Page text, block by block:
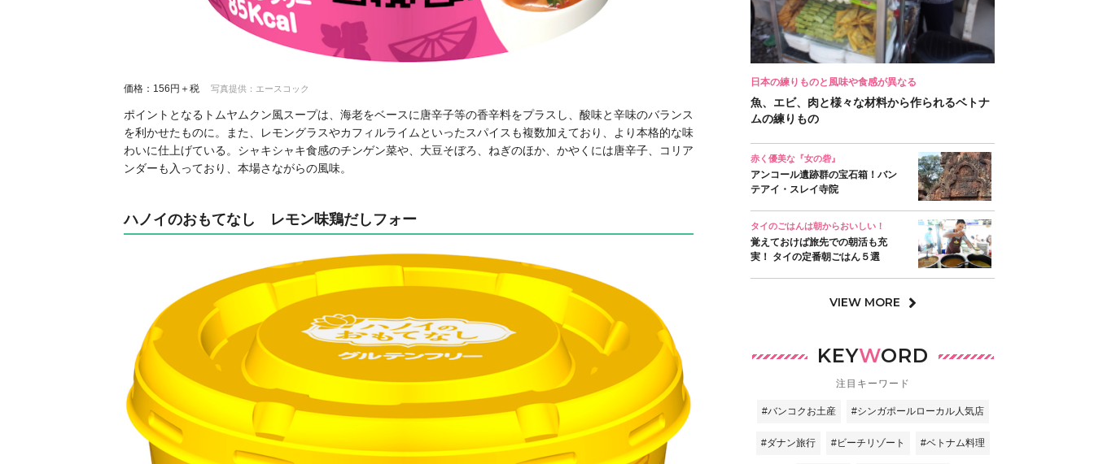
価格：156円＋税 写真提供：エースコック
ポイントとなるトムヤムクン風スープは、海老をベースに唐辛子等の香辛料をプラスし、酸味と辛味のバランス
を利かせたものに。また、レモングラスやカフィルライムといったスパイスも複数加えており、より本格的な味
わいに仕上げている。シャキシャキ食感のチンゲン菜や、大豆そぼろ、ねぎのほか、かやくには唐辛子、コリア
ンダーも入っており、本場さながらの風味。
ハノイのおもてなし レモン味鶏だしフォー
日本の練りものと風味や食感が異なる
魚、エビ、肉と様々な材料から作られるベトナ
ムの練りもの
赤く優美な『女の砦』
アンコール遺跡群の宝石箱！バン
テアイ・スレイ寺院
タイのごはんは朝からおいしい！
覚えておけば旅先での朝活も充
実！ タイの定番朝ごはん５選
VIEW MORE
KEYWORD
注目キーワード
#バンコクお土産 #シンガポールローカル人気店
#ダナン旅行 #ビーチリゾート #ベトナム料理